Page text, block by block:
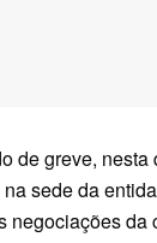
de greve,
sede da
negociações da